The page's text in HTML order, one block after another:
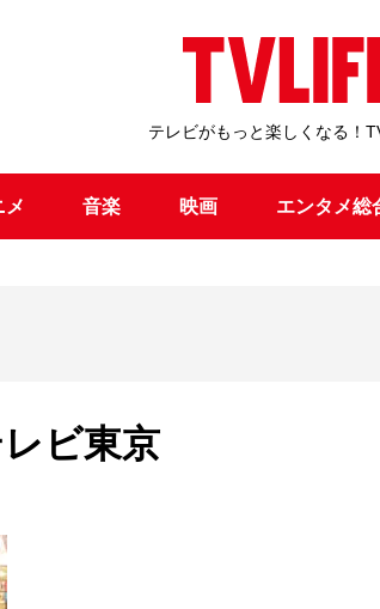
テレビがもっと楽しくなる！
メ 音楽 映画 エンタメ総
ビ東京